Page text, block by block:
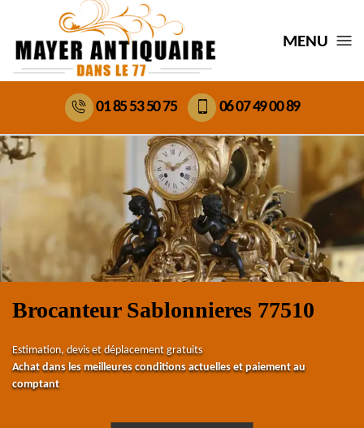
MENU
01 85 53 50 75 06 07 49 00 89
Brocanteur Sablonnieres 77510
Estimation, devis et déplacement gratuits
Achat dans les meilleures conditions actuelles et paiement au
comptant